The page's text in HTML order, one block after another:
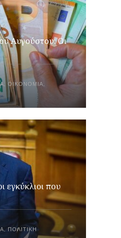
Αυγούστου: Οι
,ΟΙΚΟΝΟΜΊΑ,
εγκύκλιοι που
,ΠΟΛΙΤΙΚΉ